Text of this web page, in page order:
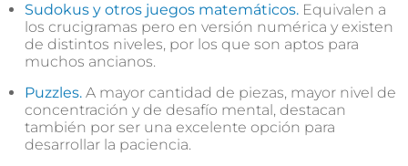
Sudokus y otros juegos matemáticos. Equivalen a
los crucigramas pero en versión numérica y existen
de distintos niveles, por los que son aptos para
muchos ancianos.
Puzzles. A mayor cantidad de piezas, mayor nivel de
concentración y de desafío mental, destacan
también por ser una excelente opción para
desarrollar la paciencia.